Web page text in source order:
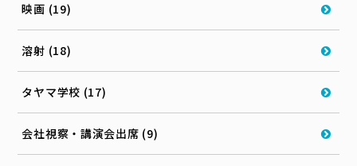
映画 (19)
溶射 (18)
タヤマ学校 (17)
会社視察・講演会出席 (9)